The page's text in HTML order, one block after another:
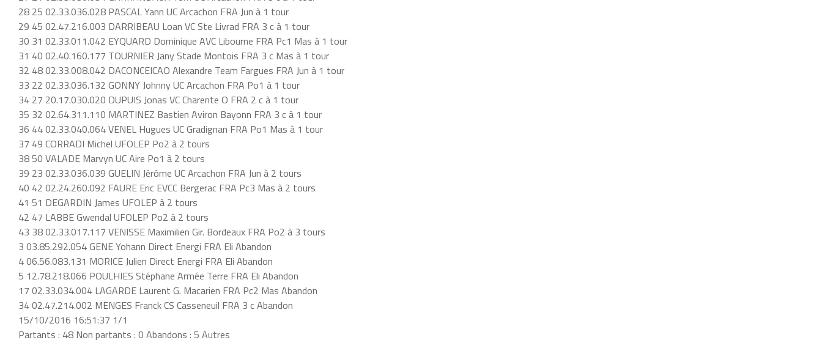
28 25 02.33.036.028 PASCAL Yann UC Arcachon FRA Jun à 1 tour
29 45 02.47.216.003 DARRIBEAU Loan VC Ste Livrad FRA 3 c à 1 tour
30 31 02.33.011.042 EYQUARD Dominique AVC Libourne FRA Pc1 Mas à 1 tour
31 40 02.40.160.177 TOURNIER Jany Stade Montois FRA 3 c Mas à 1 tour
32 48 02.33.008.042 DACONCEICAO Alexandre Team Fargues FRA Jun à 1 tour
33 22 02.33.036.132 GONNY Johnny UC Arcachon FRA Po1 à 1 tour
34 27 20.17.030.020 DUPUIS Jonas VC Charente O FRA 2 c à 1 tour
35 32 02.64.311.110 MARTINEZ Bastien Aviron Bayonn FRA 3 c à 1 tour
36 44 02.33.040.064 VENEL Hugues UC Gradignan FRA Po1 Mas à 1 tour
37 49 CORRADI Michel UFOLEP Po2 à 2 tours
38 50 VALADE Marvyn UC Aire Po1 à 2 tours
39 23 02.33.036.039 GUELIN Jérôme UC Arcachon FRA Jun à 2 tours
40 42 02.24.260.092 FAURE Eric EVCC Bergerac FRA Pc3 Mas à 2 tours
41 51 DEGARDIN James UFOLEP à 2 tours
42 47 LABBE Gwendal UFOLEP Po2 à 2 tours
43 38 02.33.017.117 VENISSE Maximilien Gir. Bordeaux FRA Po2 à 3 tours
3 03.85.292.054 GENE Yohann Direct Energi FRA Eli Abandon
4 06.56.083.131 MORICE Julien Direct Energi FRA Eli Abandon
5 12.78.218.066 POULHIES Stéphane Armée Terre FRA Eli Abandon
17 02.33.034.004 LAGARDE Laurent G. Macarien FRA Pc2 Mas Abandon
34 02.47.214.002 MENGES Franck CS Casseneuil FRA 3 c Abandon
15/10/2016 16:51:37 1/1
Partants : 48 Non partants : 0 Abandons : 5 Autres